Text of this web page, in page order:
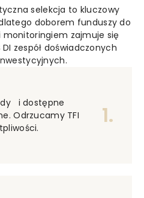
selekcja to kluczowy
doborem funduszy do
zajmuje się
DI zespół doświadczonych
i dostępne
Odrzucamy TFI
1.